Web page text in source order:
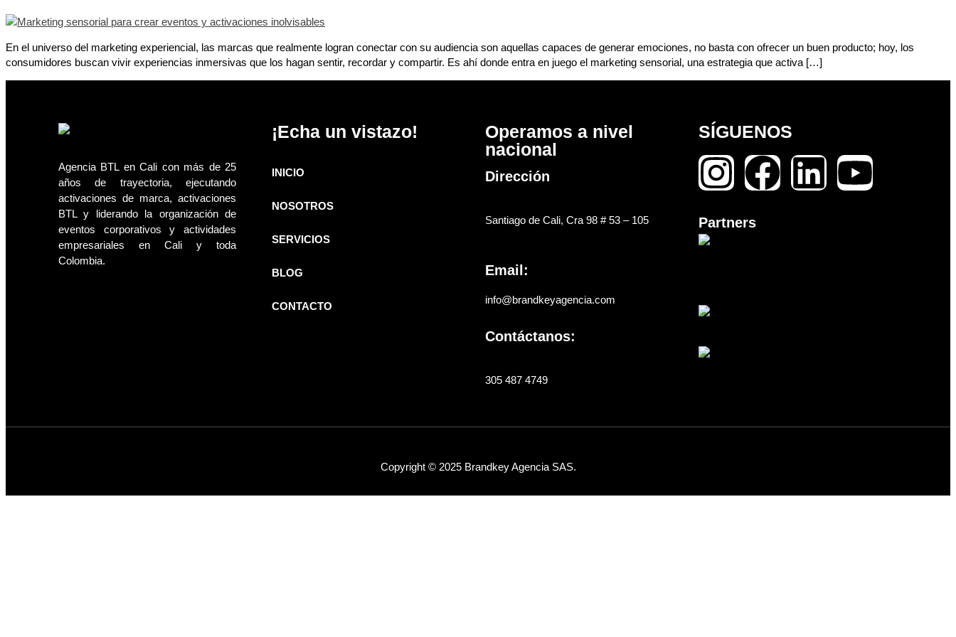
En el universo del marketing experiencial, las marcas que realmente logran conectar con su audiencia son aquellas capaces de generar emociones, no basta con ofrecer un buen producto; hoy, los
consumidores buscan vivir experiencias inmersivas que los hagan sentir, recordar y compartir. Es ahí donde entra en juego el marketing sensorial, una estrategia que activa […]
Agencia BTL en Cali con más de 25
años de trayectoria, ejecutando
activaciones de marca, activaciones
BTL y liderando la organización de
eventos corporativos y actividades
empresariales en Cali y toda
Colombia.
¡Echa un vistazo!
INICIO
NOSOTROS
SERVICIOS
BLOG
CONTACTO
Operamos a nivel
nacional
Dirección
Santiago de Cali, Cra 98 # 53 – 105
Email:
info@brandkeyagencia.com
Contáctanos:
305 487 4749
SÍGUENOS
Partners
Copyright © 2025 Brandkey Agencia SAS.